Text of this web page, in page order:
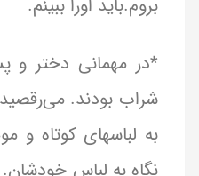
بروم.باید اورا ببینم.
*در مهمانی دختر و
شراب بودند.
به لباسهای کوتاه و